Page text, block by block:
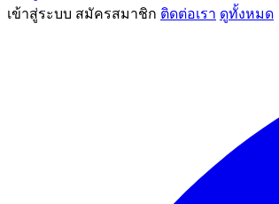
เข้าสู่ระบบ สมัครสมาชิก ติดต่อเรา ดูทั้งหมด